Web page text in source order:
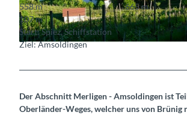
© Pilgerwege Schweiz
558 m
665 m
107 m
Start: Spiez, Schiffstation
Ziel: Amsoldingen
Der Abschnitt Merligen - Amsoldingen ist
Oberländer-Weges, welcher uns von Brünig